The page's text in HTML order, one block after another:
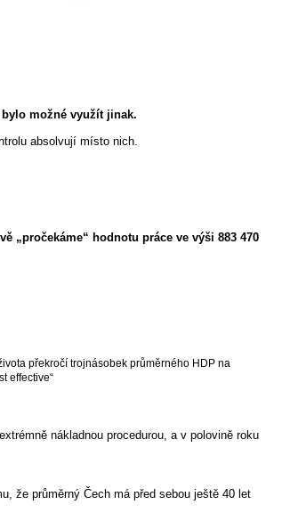
bylo možné využít jinak.
absolvují místo nich.
„pročekáme“ hodnotu práce ve výši 883 470
překročí trojnásobek průměrného HDP na
effective“
nákladnou procedurou, a v polovině roku
že průměrný Čech má před sebou ještě 40 let